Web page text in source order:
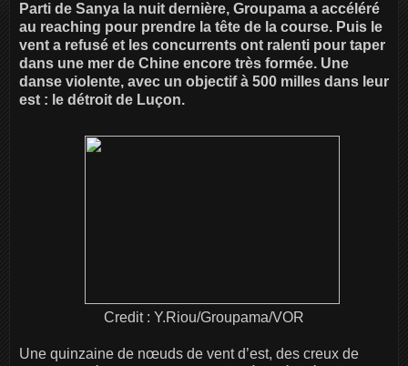
Parti de Sanya la nuit dernière, Groupama a accéléré
au reaching pour prendre la tête de la course. Puis le
vent a refusé et les concurrents ont ralenti pour taper
dans une mer de Chine encore très formée. Une
danse violente, avec un objectif à 500 milles dans leur
est : le détroit de Luçon.
Credit : Y.Riou/Groupama/VOR
Une quinzaine de nœuds de vent d’est, des creux de